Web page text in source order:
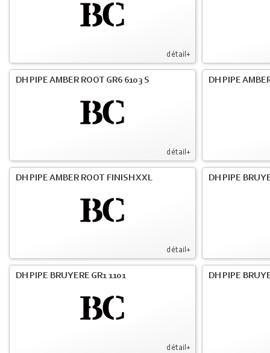
détail+
détail+
DH PIPE AMBER ROOT GR6 6103 S DH PIPE
détail+
DH PIPE AMBER ROOT FINISH XXL DH PIPE
détail+
DH PIPE BRUYERE GR1 1101 DH PIPE